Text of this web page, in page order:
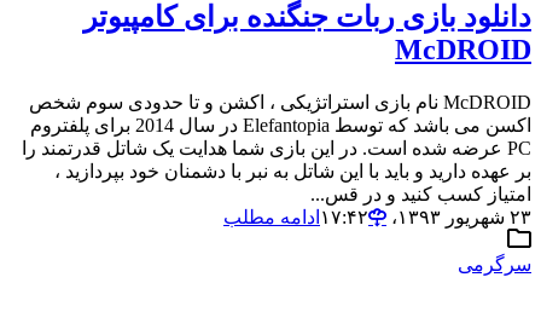
دانلود بازی ربات جنگنده برای کامپیوتر
McDROID
McDROID نام بازی استراتژیکی ، اکشن و تا حدودی سوم شخص
اکسن می باشد که توسط Elefantopia در سال 2014 برای پلفتروم
PC عرضه شده است. در این بازی شما هدایت یک شاتل قدرتمند را
بر عهده دارید و باید با این شاتل به نبر با دشمنان خود بپردازید ،
امتیاز کسب کنید و در قس...
۲۳ شهریور ۱۳۹۳،‏ ۱۷:۴۲
ادامه مطلب
سرگرمی